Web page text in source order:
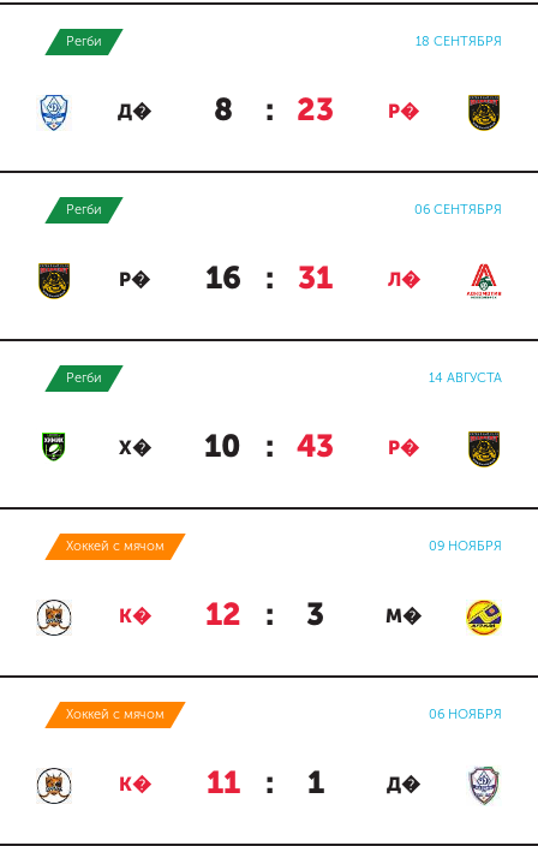
Регби 18 СЕНТЯБРЯ
Д� 8 : 23 Р�
Регби 06 СЕНТЯБРЯ
Р� 16 : 31 Л�
Регби 14 АВГУСТА
Х� 10 : 43 Р�
Хоккей с мячом 09 НОЯБРЯ
К� 12 : 3 М�
Хоккей с мячом 06 НОЯБРЯ
К� 11 : 1 Д�